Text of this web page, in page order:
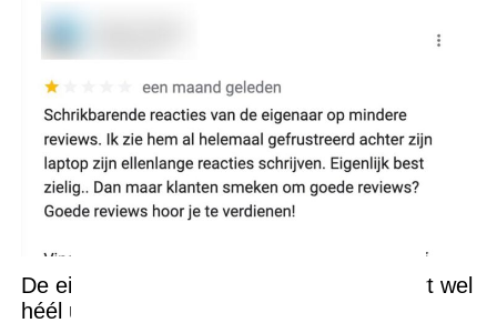
De eigenaar van deze beachclub reageert wel
héél uitgebreid op negatieve reviews